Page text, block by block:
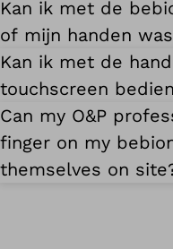
Kan ik met de
of mijn handen
Kan ik met de
touchscreen
Can my O&P
finger on my
themselves on